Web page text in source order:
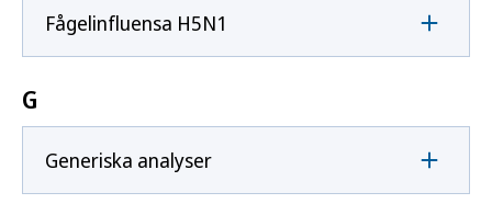
Fågelinfluensa H5N1
G
Generiska analyser